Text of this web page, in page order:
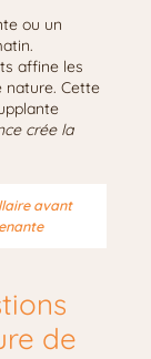
ou un
affine les
nature. Cette
crée la
avant
de